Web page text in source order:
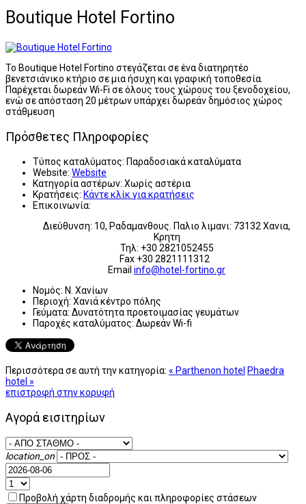
Boutique Hotel Fortino
Το Boutique Hotel Fortino στεγάζεται σε ένα διατηρητέο
βενετσιάνικο ​​κτήριο σε μια ήσυχη και γραφική τοποθεσία.
Παρέχεται δωρεάν Wi-Fi σε όλους τους χώρους του ξενοδοχείου,
ενώ σε απόσταση 20 μέτρων υπάρχει δωρεάν δημόσιος χώρος
στάθμευση
Πρόσθετες Πληροφορίες
Τύπος καταλύματος: Παραδοσιακά καταλύματα
Website: Website
Κατηγορία αστέρων: Χωρίς αστέρια
Κρατήσεις: Κάντε κλίκ για κρατήσεις
Επικοινωνία:
Διεύθυνση: 10, Ραδαμανθους. Παλιο λιμανι: 73132 Χανια,
Κρητη
Τηλ: +30 2821052455
Fax +30 2821111312
Email info@hotel-fortino.gr
Νομός: Ν. Χανίων
Περιοχή: Χανιά κέντρο πόλης
Γεύματα: Δυνατότητα προετοιμασίας γευμάτων
Παροχές καταλύματος: Δωρεάν Wi-fi
Περισσότερα σε αυτή την κατηγορία: « Parthenon hotel Phaedra
hotel »
επιστροφή στην κορυφή
Αγορά εισιτηρίων
location_on
Προβολή χάρτη διαδρομής και πληροφορίες στάσεων